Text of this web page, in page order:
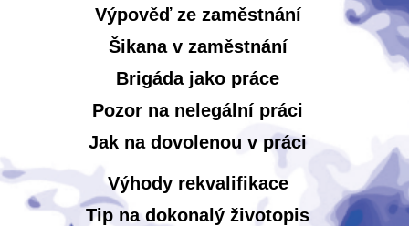
Výpověď ze zaměstnání
Šikana v zaměstnání
Brigáda jako práce
Pozor na nelegální práci
Jak na dovolenou v práci
Výhody rekvalifikace
Tip na dokonalý životopis